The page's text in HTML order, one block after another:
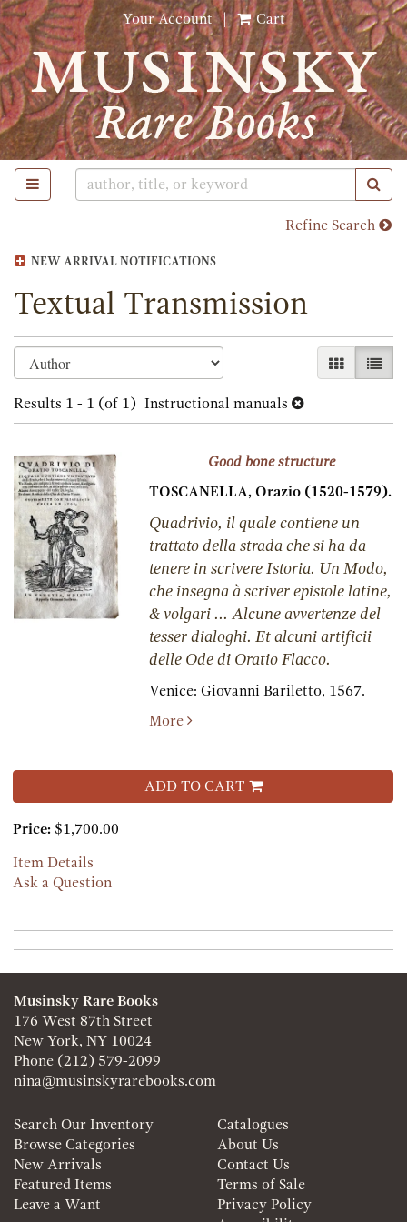
Skip
to
main
content
Your Account | Cart
TOGGLE MAIN NAVIGATION
Refine Search
NEW ARRIVAL NOTIFICATIONS
Textual Transmission
Refine
search
results
Skip
to
search
GALLERY
LIST
Results 1 - 1 (of 1) Instructional manuals
Good bone structure
TOSCANELLA, Orazio (1520-1579).
Quadrivio, il quale contiene un
trattato della strada che si ha da
tenere in scrivere Istoria. Un Modo,
che insegna à scriver epistole latine,
& volgari ... Alcune avvertenze del
tesser dialoghi. Et alcuni artificii
delle Ode di Oratio Flacco.
Venice:Giovanni Bariletto, 1567.
More
ADD TO CART
Price: $1,700.00
Item Details
Ask a Question
Musinsky Rare Books
176 West 87th Street
New York, NY 10024
Phone (212) 579-2099
nina@musinskyrarebooks.com
Search Our Inventory
Browse Categories
New Arrivals
Featured Items
Leave a Want
Catalogues
About Us
Contact Us
Terms of Sale
Privacy Policy